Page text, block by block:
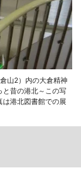
山2）内の大倉精神
と昔の港北～この写
港北図書館での展